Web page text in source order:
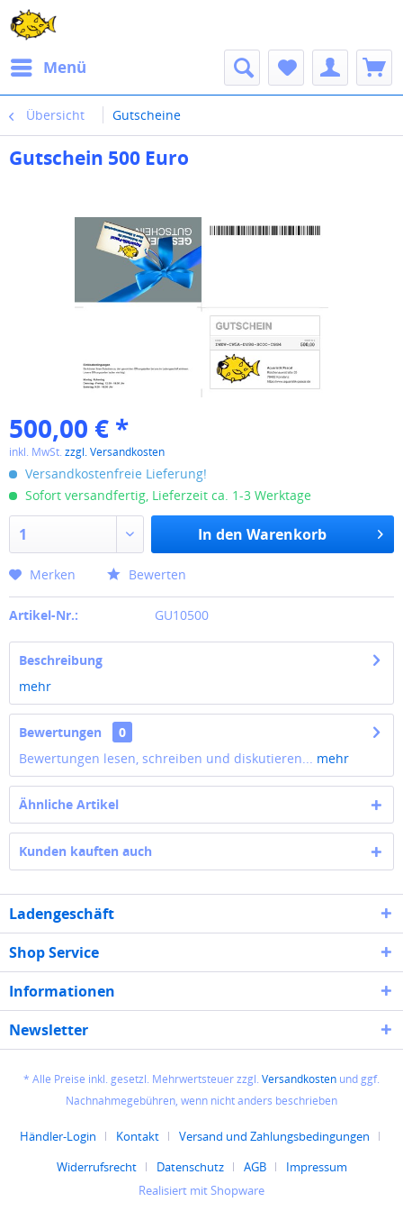
Menü
Übersicht Gutscheine
Gutschein 500 Euro
500,00 € *
inkl. MwSt. zzgl. Versandkosten
Versandkostenfreie Lieferung!
Sofort versandfertig, Lieferzeit ca. 1-3 Werktage
In den Warenkorb
Merken Bewerten
Artikel-Nr.: GU10500
Beschreibung
mehr
Bewertungen
0
Bewertungen lesen, schreiben und diskutieren... mehr
Ähnliche Artikel
Kunden kauften auch
Ladengeschäft
Shop Service
Informationen
Newsletter
* Alle Preise inkl. gesetzl. Mehrwertsteuer zzgl. Versandkosten und ggf.
Nachnahmegebühren, wenn nicht anders beschrieben
Händler-Login Kontakt
Versand und Zahlungsbedingungen
Widerrufsrecht
Datenschutz AGB
Impressum
Realisiert mit Shopware